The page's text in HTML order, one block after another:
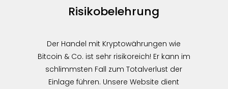
Risikobelehrung
Der Handel mit Kryptowährungen wie
Bitcoin & Co. ist sehr risikoreich! Er kann im
schlimmsten Fall zum Totalverlust der
Einlage führen. Unsere Website dient